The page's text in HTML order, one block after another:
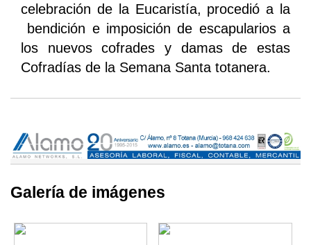
celebración de la Eucaristía, procedió a la
bendición e imposición de escapularios a
los nuevos cofrades y damas de estas
Cofradías de la Semana Santa totanera.
Galería de imágenes